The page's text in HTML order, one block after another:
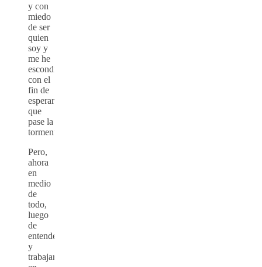
y con
miedo
de ser
quien
soy y
me he
escondido
con el
fin de
esperar
que
pase la
tormenta.
Pero,
ahora
en
medio
de
todo,
luego
de
entenderlo
y
trabajar